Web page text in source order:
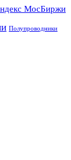
МосБиржи
Полупроводники